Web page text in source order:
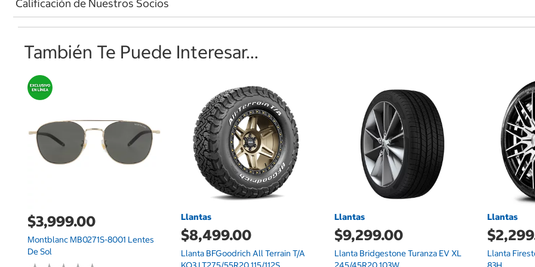
Calificación de Nuestros Socios
También Te Puede Interesar...
$3,999.00
Montblanc MB0271S-8001 Lentes
De Sol
Llantas
$8,499.00
Llanta BFGoodrich All Terrain T/A
Llantas
$9,299.00
Llanta Bridgestone Turanza EV XL
Llantas
Llanta